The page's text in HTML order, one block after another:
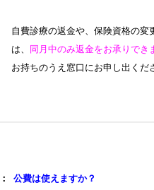
自費診療の返金や、保険資格の
は、
同月中のみ返金をお承りでき
お持ちのうえ窓口にお申し出くだ
：
公費は使えますか？